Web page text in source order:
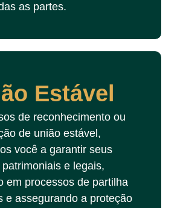
as partes.
Estável
de reconhecimento ou
de união estável,
você a garantir seus
e legais,
em processos de partilha
e assegurando a proteção